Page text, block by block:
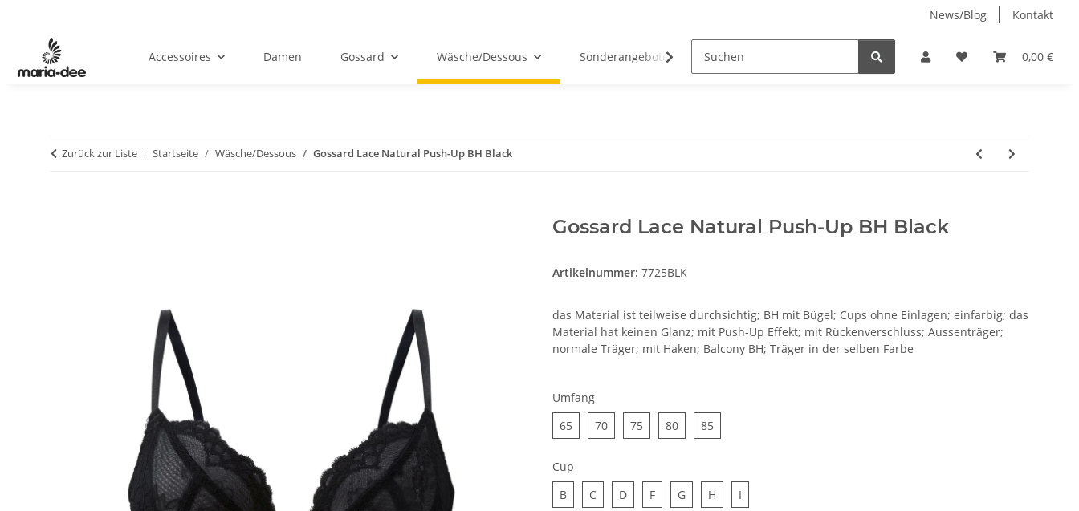
News/Blog Kontakt
0,00 €
Accessoires Damen Gossard Wäsche/Dessous Sonderangebote Jenny-Bell (made in Germany)
Zurück zur Liste Startseite Wäsche/Dessous Gossard Lace Natural Push-Up BH Black
Gossard Lace Natural Push-Up BH Black
Artikelnummer: 7725BLK
das Material ist teilweise durchsichtig; BH mit Bügel; Cups ohne Einlagen; einfarbig; das
Material hat keinen Glanz; mit Push-Up Effekt; mit Rückenverschluss; Aussenträger;
normale Träger; mit Haken; Balcony BH; Träger in der selben Farbe
Umfang
65
7070 75 8080 85
Cup
BB CC DD FF GG H I